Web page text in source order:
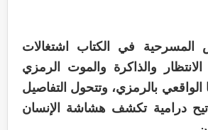
المسرحية في الكتاب اشتغالات
والذاكرة والموت الرمزي
الواقعي بالرمزي، وتتحول التفاصيل
درامية تكشف هشاشة الإنسان